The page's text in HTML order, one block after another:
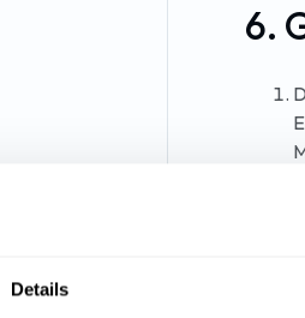
Details
6.